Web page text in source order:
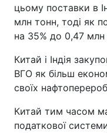
цьому поставки в
млн тонн, тоді як
на 35% до 0,47 млн
Китай і Індія
ВГО як більш
своїх
Китай тим часом
податкової